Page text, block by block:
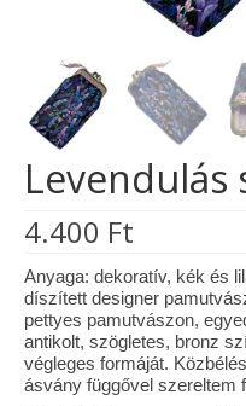
Bankkártya tartók
Tolltartók
Mobiltelefon
Tote bag
Piactér
Kosár
Galéria
Hasznos információk
Levendulás
4.400 Ft
Anyaga: dekoratív, kék és
díszített designer
pettyes pamutvászon,
antikolt, szögletes, bronz
végleges formáját.
ásvány függővel szereltem